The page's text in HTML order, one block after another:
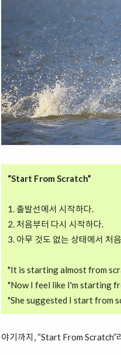
“Start From Scratch”
1. 출발선에서 시작하다.
2. 처음부터 다시 시작하다.
3. 아무 것도 없는 상태에서 처
"It is starting almost from
"Now I feel like I'm starting
"She suggested I start from
야기까지, “Start From Scratch”